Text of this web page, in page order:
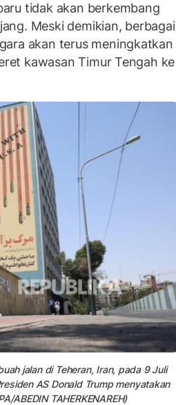
tidak akan berkembang
Meski demikian, berbagai
akan terus meningkatkan
kawasan Timur Tengah ke
jalan di Teheran, Iran, pada 9 Juli
AS Donald Trump menyatakan
ABEDIN TAHERKENAREH)